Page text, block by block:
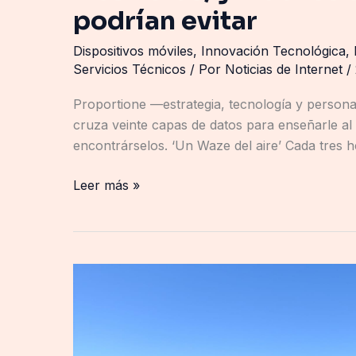
podrían evitar
Dispositivos móviles, Innovación Tecnológica,
Servicios Técnicos / Por Noticias de Internet /
Proportione —estrategia, tecnología y
cruza veinte capas de datos para enseñarle
encontrárselos. ‘Un Waze del aire’ Cada
Leer más »